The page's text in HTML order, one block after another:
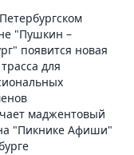
"Пушкин –
появится новая
для
маджентовый
"Пикнике Афиши"